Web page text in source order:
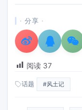
· 分享 ·
阅读 37
话题 #风土记